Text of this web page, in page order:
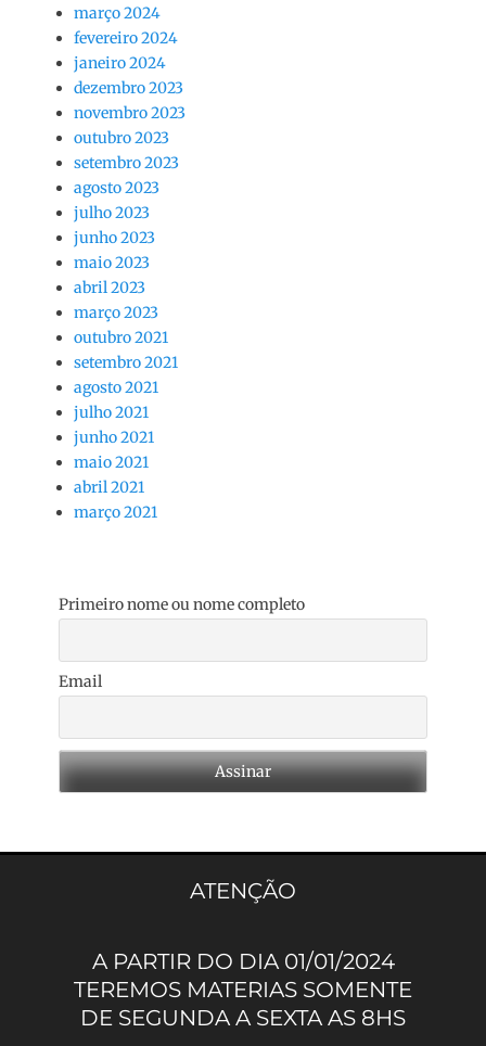
março 2024
fevereiro 2024
janeiro 2024
dezembro 2023
novembro 2023
outubro 2023
setembro 2023
agosto 2023
julho 2023
junho 2023
maio 2023
abril 2023
março 2023
outubro 2021
setembro 2021
agosto 2021
julho 2021
junho 2021
maio 2021
abril 2021
março 2021
Primeiro nome ou nome completo
Email
ATENÇÃO
A PARTIR DO DIA 01/01/2024
TEREMOS MATERIAS SOMENTE
DE SEGUNDA A SEXTA AS 8HS